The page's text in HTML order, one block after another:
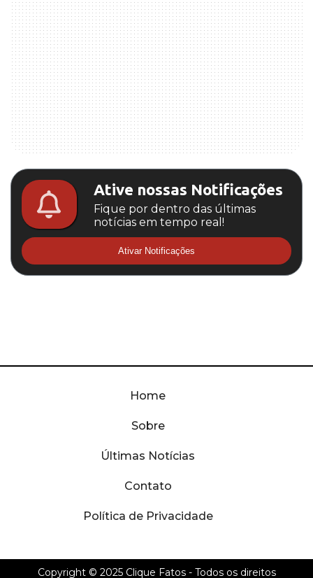
Ative nossas Notificações
Fique por dentro das últimas
notícias em tempo real!
Ativar Notificações
Home
Sobre
Últimas Notícias
Contato
Política de Privacidade
Copyright © 2025 Clique Fatos- Todos os direitos